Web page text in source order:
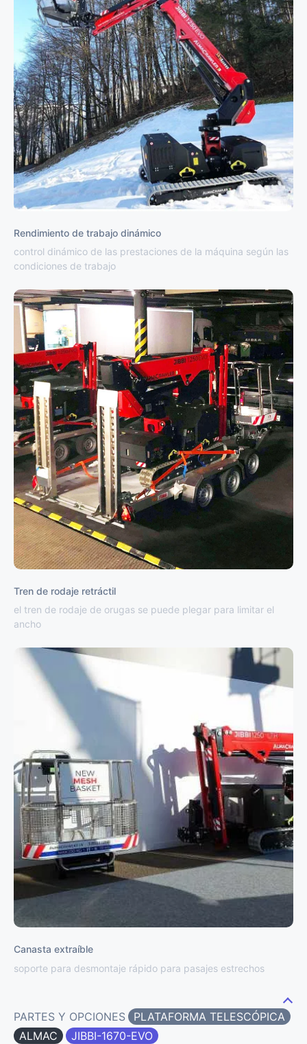
Rendimiento de trabajo dinámico
control dinámico de las prestaciones de la máquina según las
condiciones de trabajo
Tren de rodaje retráctil
el tren de rodaje de orugas se puede plegar para limitar el
ancho
Canasta extraíble
soporte para desmontaje rápido para pasajes estrechos
PARTES Y OPCIONES
PLATAFORMA TELESCÓPICA
ALMAC
JIBBI-1670-EVO